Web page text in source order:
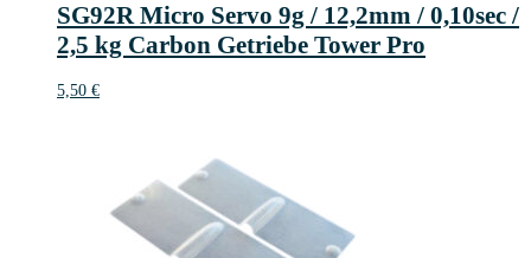
SG92R Micro Servo 9g / 12,2mm / 0,10sec /
2,5 kg Carbon Getriebe Tower Pro
5,50 €